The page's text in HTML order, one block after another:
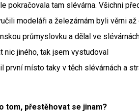
pokračovala tam slévárna. Všichni
modeláři a železárnám byli věrni až
průmyslovku a dělal ve
nic jiného, tak jsem vystudoval
první místo taky v těch slévárnách a
tom, přestěhovat se jinam?